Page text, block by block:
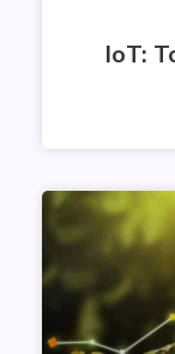
IoT: